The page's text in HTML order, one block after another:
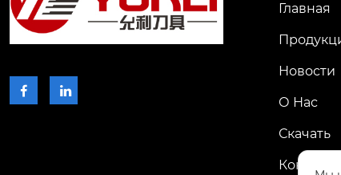
 
Главная
Новости
О Нас
Скачать
Контакты